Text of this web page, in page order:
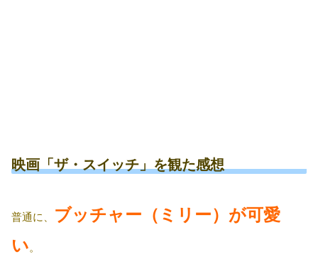
映画「ザ・スイッチ」を観た感想
普通に、
ブッチャー（ミリー）が可愛
い。